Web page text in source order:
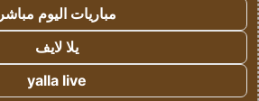
مباريات اليوم مباشر
يلا لايف
yalla live